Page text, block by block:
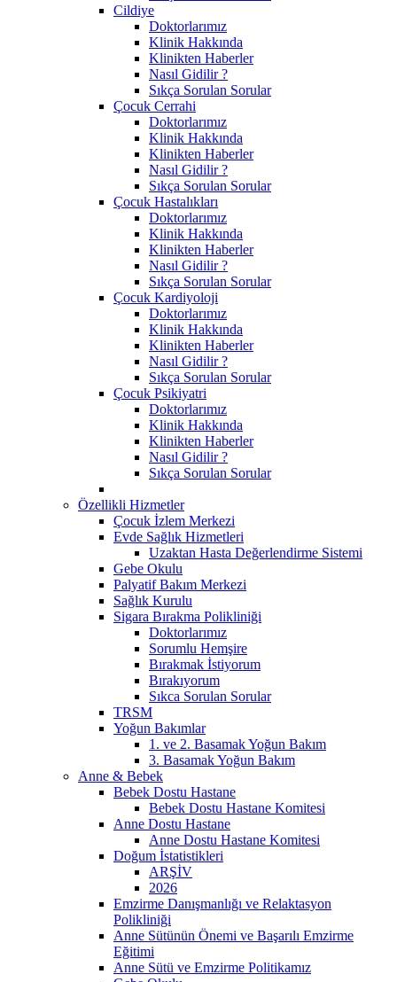
Cildiye
Doktorlarımız
Klinik Hakkında
Klinikten Haberler
Nasıl Gidilir ?
Sıkça Sorulan Sorular
Çocuk Cerrahi
Doktorlarımız
Klinik Hakkında
Klinikten Haberler
Nasıl Gidilir ?
Sıkça Sorulan Sorular
Çocuk Hastalıkları
Doktorlarımız
Klinik Hakkında
Klinikten Haberler
Nasıl Gidilir ?
Sıkça Sorulan Sorular
Çocuk Kardiyoloji
Doktorlarımız
Klinik Hakkında
Klinikten Haberler
Nasıl Gidilir ?
Sıkça Sorulan Sorular
Çocuk Psikiyatri
Doktorlarımız
Klinik Hakkında
Klinikten Haberler
Nasıl Gidilir ?
Sıkça Sorulan Sorular
Özellikli Hizmetler
Çocuk İzlem Merkezi
Evde Sağlık Hizmetleri
Uzaktan Hasta Değerlendirme Sistemi
Gebe Okulu
Palyatif Bakım Merkezi
Sağlık Kurulu
Sigara Bırakma Polikliniği
Doktorlarımız
Sorumlu Hemşire
Bırakmak İstiyorum
Bırakıyorum
Sıkca Sorulan Sorular
TRSM
Yoğun Bakımlar
1. ve 2. Basamak Yoğun Bakım
3. Basamak Yoğun Bakım
Anne & Bebek
Bebek Dostu Hastane
Bebek Dostu Hastane Komitesi
Anne Dostu Hastane
Anne Dostu Hastane Komitesi
Doğum İstatistikleri
ARŞİV
2026
Emzirme Danışmanlığı ve Relaktasyon
Polikliniği
Anne Sütünün Önemi ve Başarılı Emzirme
Eğitimi
Anne Sütü ve Emzirme Politikamız